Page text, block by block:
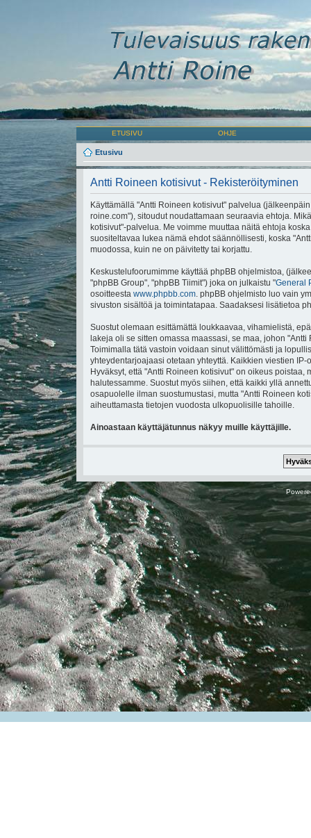
ETUSIVU OHJE
Etusivu
Antti Roineen kotisivut - Rekisteröityminen
Käyttämällä "Antti Roineen kotisivut" palvelua
roine.com"), sitoudut noudattamaan seuraavia ehtoja.
kotisivut"-palvelua. Me voimme muuttaa näitä ehtoja
suositeltavaa lukea nämä ehdot säännöllisesti, koska
muodossa, kuin ne on päivitetty tai korjattu.
Keskustelufoorumimme käyttää phpBB ohjelmistoa,
"phpBB Group", "phpBB Tiimit") joka on julkaistu "General
osoitteesta www.phpbb.com. phpBB ohjelmisto luo vain
sivuston sisältöä ja toimintatapaa. Saadaksesi lisätietoa
Suostut olemaan esittämättä loukkaavaa, vihamielistä,
lakeja oli se sitten omassa maassasi, se maa, johon
Toimimalla tätä vastoin voidaan sinut välittömästi ja
yhteydentarjoajaasi otetaan yhteyttä. Kaikkien viestien
Hyväksyt, että "Antti Roineen kotisivut" on oikeus
halutessamme. Suostut myös siihen, että kaikki yllä
osapuolelle ilman suostumustasi, mutta "Antti Roineen
aiheuttamasta tietojen vuodosta ulkopuolisille tahoille.
Ainoastaan käyttäjätunnus näkyy muille käyttäjille.